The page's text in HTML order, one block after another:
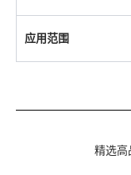
应用范围
精选高